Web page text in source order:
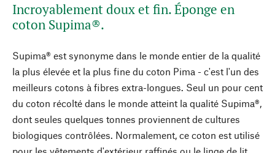
Incroyablement doux et fin. Éponge en
coton Supima®.
Supima® est synonyme dans le monde entier de la qualité
la plus élevée et la plus fine du coton Pima - c'est l'un des
meilleurs cotons à fibres extra-longues. Seul un pour cent
du coton récolté dans le monde atteint la qualité Supima®,
dont seules quelques tonnes proviennent de cultures
biologiques contrôlées. Normalement, ce coton est utilisé